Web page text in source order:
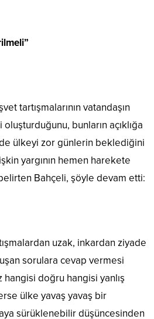
tartışmalarının vatandaşın
bunların açıklığa
ülkeyi zor günlerin beklediğini
yargının hemen harekete
Bahçeli, şöyle devam etti:
uzak, inkardan ziyade
sorulara cevap vermesi
hangisi doğru hangisi yanlış
ülke yavaş yavaş bir
sürüklenebilir düşüncesinden